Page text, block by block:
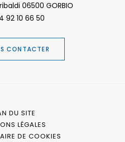
06500 GORBIO
92 10 66 50
CONTACTER
DU SITE
LÉGALES
DE COOKIES